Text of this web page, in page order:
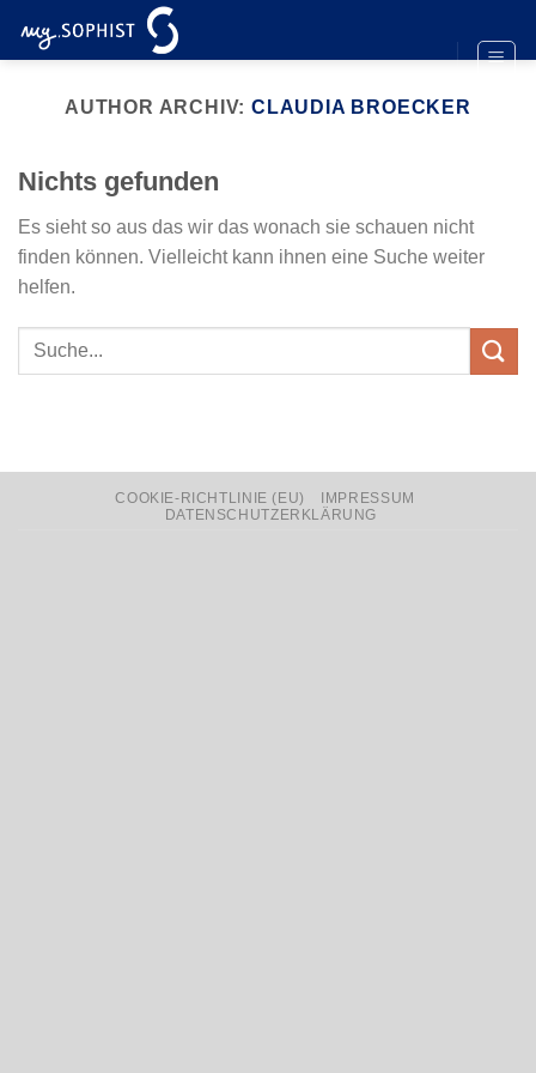
Inhalt
AUTHOR ARCHIV:CLAUDIA BROECKER
Nichts gefunden
Es sieht so aus das wir das wonach sie schauen nicht
finden können. Vielleicht kann ihnen eine Suche weiter
helfen.
COOKIE-RICHTLINIE (EU)
IMPRESSUM
DATENSCHUTZERKLÄRUNG